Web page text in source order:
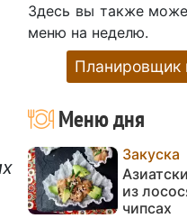
Здесь вы также
меню на неделю.
Меню дня
Закуска
из
чипсах